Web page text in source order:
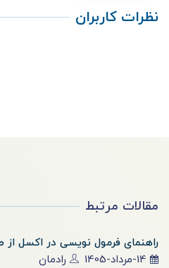
نظرات کاربران
مقالات مرتبط
راهنمای فرمول نویسی در اکسل از
14-مرداد-1405
رادمان